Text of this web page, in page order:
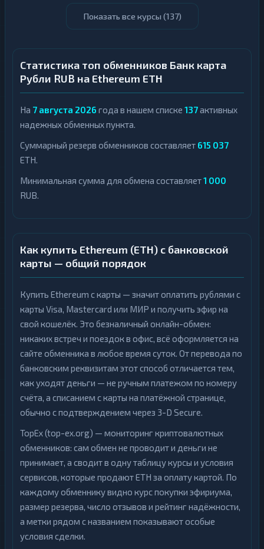
Показать все курсы (137)
Статистика топ обменников Банк карта
Рубли RUB на Ethereum ETH
На 7 августа 2026 года в нашем списке 137активных
надежных обменных пункта.
Суммарный резерв обменников составляет 615 037
ETH.
Минимальная сумма для обмена составляет1 000
RUB.
Как купить Ethereum (ETH) с банковской
карты — общий порядок
Купить Ethereum с карты — значит оплатить рублями с
карты Visa, Mastercard или МИР и получить эфир на
свой кошелёк. Это безналичный онлайн-обмен:
никаких встреч и поездок в офис, всё оформляется на
сайте обменника в любое время суток. От перевода по
банковским реквизитам этот способ отличается тем,
как уходят деньги — не ручным платежом по номеру
счёта, а списанием с карты на платёжной странице,
обычно с подтверждением через 3-D Secure.
TopEx (top-ex.org) — мониторинг криптовалютных
обменников: сам обмен не проводит и деньги не
принимает, а сводит в одну таблицу курсы и условия
сервисов, которые продают ETH за оплату картой. По
каждому обменнику видно курс покупки эфириума,
размер резерва, число отзывов и рейтинг надёжности,
а метки рядом с названием показывают особые
условия сделки.